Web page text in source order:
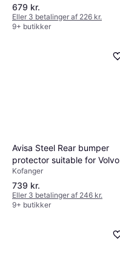
679 kr.
Eller 3 betalinger af 226 kr.
9+ butikker
Avisa Steel Rear bumper
protector suitable for Volvo
EX30 2023
Kofanger
739 kr.
Eller 3 betalinger af 246 kr.
9+ butikker